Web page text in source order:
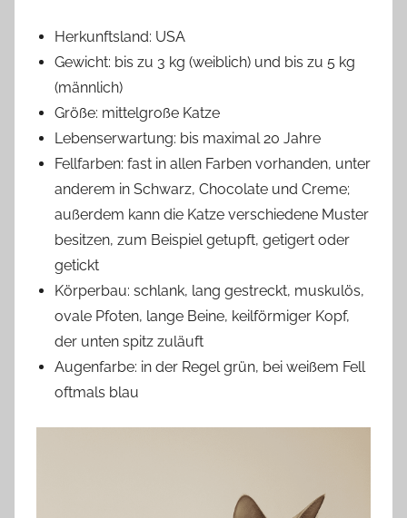
Herkunftsland: USA
Gewicht: bis zu 3 kg (weiblich) und bis zu 5 kg
(männlich)
Größe: mittelgroße Katze
Lebenserwartung: bis maximal 20 Jahre
Fellfarben: fast in allen Farben vorhanden, unter
anderem in Schwarz, Chocolate und Creme;
außerdem kann die Katze verschiedene Muster
besitzen, zum Beispiel getupft, getigert oder
getickt
Körperbau: schlank, lang gestreckt, muskulös,
ovale Pfoten, lange Beine, keilförmiger Kopf,
der unten spitz zuläuft
Augenfarbe: in der Regel grün, bei weißem Fell
oftmals blau